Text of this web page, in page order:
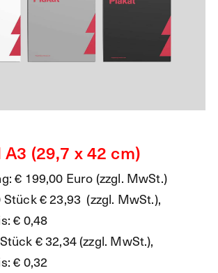
(29,7 x 42 cm)
€ 199,00 Euro (zzgl. MwSt.)
€ 23,93 (zzgl. MwSt.),
€ 0,48
€ 32,34 (zzgl. MwSt.),
€ 0,32